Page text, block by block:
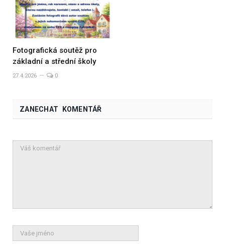
Fotografická soutěž pro
základní a střední školy
27.4.2026 0
ZANECHAT KOMENTÁŘ